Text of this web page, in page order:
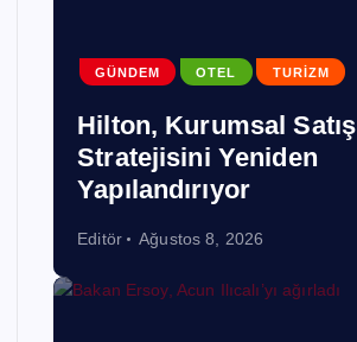
GÜNDEM OTEL TURIZM
Hilton, Kurumsal Satış
Stratejisini Yeniden
Yapılandırıyor
Editör Ağustos 8, 2026